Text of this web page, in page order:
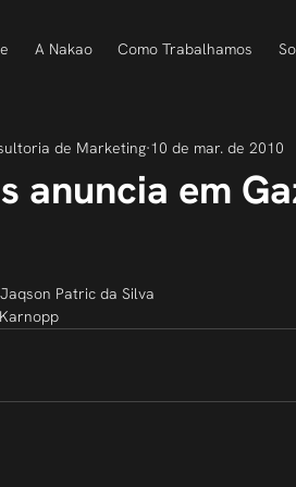
A Nakao Como Trabalhamos
anuncia em
de Marketing 10 de mar. de 2010
Patric da Silva